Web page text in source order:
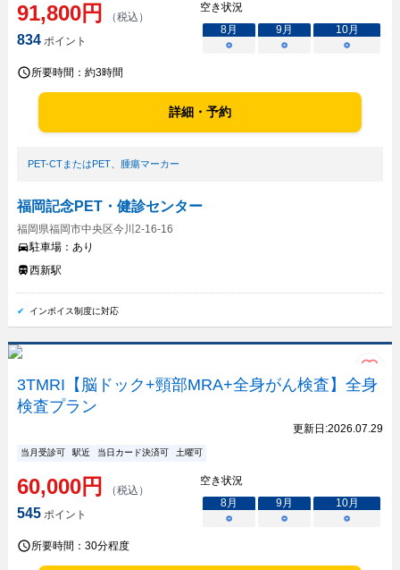
91,800円 （税込）
834ポイント
空き状況
8月 9月 10月
○
○ ○
所要時間： 約3時間
詳細・予約
PET-CTまたはPET、 腫瘍マーカー
福岡記念PET・健診センター
福岡県福岡市中央区今川2-16-16
駐車場： あり
西新駅
インボイス制度に対応
3TMRI【脳ドック+頸部MRA+全身がん検査】全身
検査プラン
更新日:2026.07.29
当月受診可 駅近 当日カード決済可 土曜可
60,000円 （税込）
545ポイント
空き状況
8月 9月 10月
○
○ ○
所要時間： 30分程度